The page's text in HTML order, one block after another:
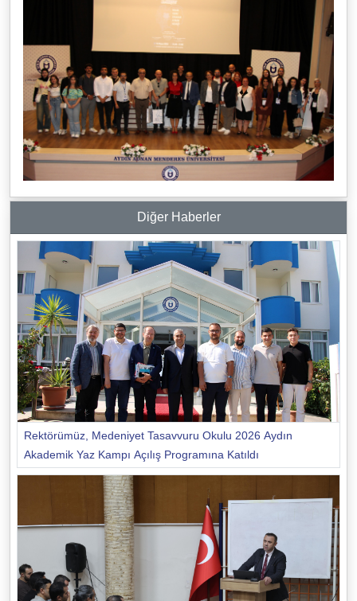
Diğer Haberler
Rektörümüz, Medeniyet Tasavvuru Okulu 2026 Aydın
Akademik Yaz Kampı Açılış Programına Katıldı